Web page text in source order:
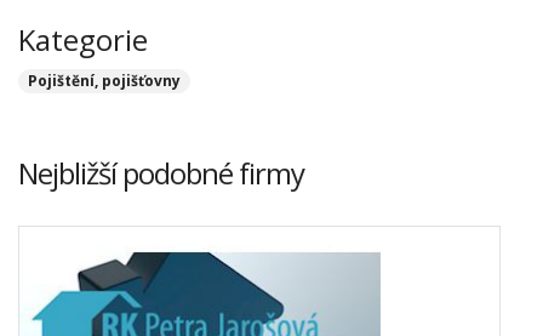
Kategorie
Pojištění, pojišťovny
Nejbližší podobné firmy